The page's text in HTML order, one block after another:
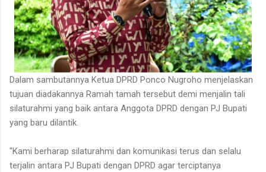
Dalam sambutannya Ketua DPRD Ponco Nugroho menjelaskan
tujuan diadakannya Ramah tamah tersebut demi menjalin tali
silaturahmi yang baik antara Anggota DPRD dengan PJ Bupati
yang baru dilantik.
"Kami berharap silaturahmi dan komunikasi terus dan selalu
terjalin antara PJ Bupati dengan DPRD agar terciptanya